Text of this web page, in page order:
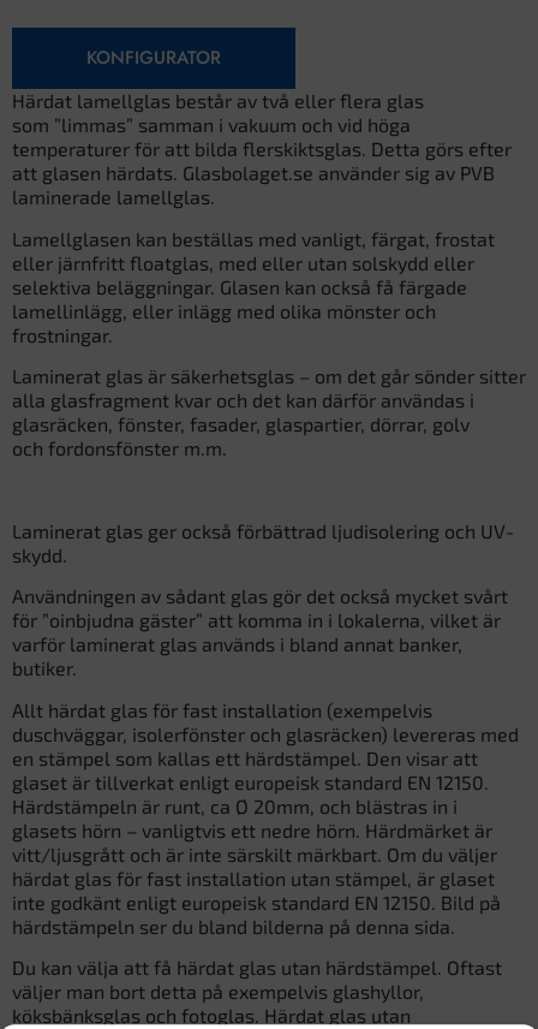
KONFIGURATOR
Härdat lamellglas består av två eller flera glas
som ”limmas” samman i vakuum och vid höga
temperaturer för att bilda flerskiktsglas. Detta görs efter
att glasen härdats. Glasbolaget.se använder sig av PVB
laminerade lamellglas.
Lamellglasen kan beställas med vanligt, färgat, frostat
eller järnfritt floatglas, med eller utan solskydd eller
selektiva beläggningar. Glasen kan också få färgade
lamellinlägg, eller inlägg med olika mönster och
frostningar.
Laminerat glas är säkerhetsglas – om det går sönder sitter
alla glasfragment kvar och det kan därför användas i
glasräcken, fönster, fasader, glaspartier, dörrar, golv
och fordonsfönster m.m.
Laminerat glas ger också förbättrad ljudisolering och UV-
skydd.
Användningen av sådant glas gör det också mycket svårt
för ”oinbjudna gäster” att komma in i lokalerna, vilket är
varför laminerat glas används i bland annat banker,
butiker.
Allt härdat glas för fast installation (exempelvis
duschväggar, isolerfönster och glasräcken) levereras med
en stämpel som kallas ett härdstämpel. Den visar att
glaset är tillverkat enligt europeisk standard EN 12150.
Härdstämpeln är runt, ca Ø 20mm, och blästras in i
glasets hörn – vanligtvis ett nedre hörn. Härdmärket är
vitt/ljusgrått och är inte särskilt märkbart. Om du väljer
härdat glas för fast installation utan stämpel, är glaset
inte godkänt enligt europeisk standard EN 12150. Bild på
härdstämpeln ser du bland bilderna på denna sida.
Du kan välja att få härdat glas utan härdstämpel. Oftast
väljer man bort detta på exempelvis glashyllor,
köksbänksglas och fotoglas. Härdat glas utan